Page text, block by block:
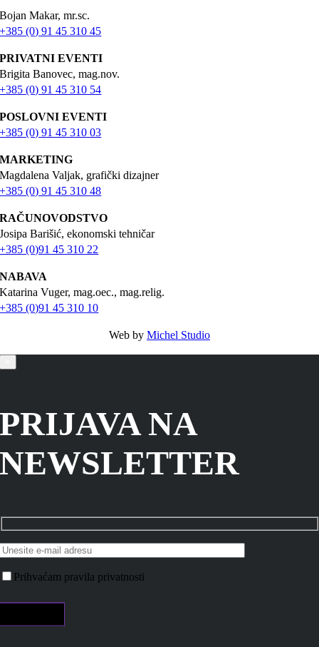
Bojan Makar, mr.sc.
+385 (0) 91 45 310 45
PRIVATNI EVENTI
Brigita Banovec, mag.nov.
+385 (0) 91 45 310 54
POSLOVNI EVENTI
+385 (0) 91 45 310 03
MARKETING
Magdalena Valjak, grafički dizajner
+385 (0) 91 45 310 48
RAČUNOVODSTVO
Josipa Barišić, ekonomski tehničar
+385 (0)91 45 310 22
NABAVA
Katarina Vuger, mag.oec., mag.relig.
+385 (0)91 45 310 10
Web by Michel Studio
PRIJAVA NA
NEWSLETTER
Prihvaćam pravila privatnosti